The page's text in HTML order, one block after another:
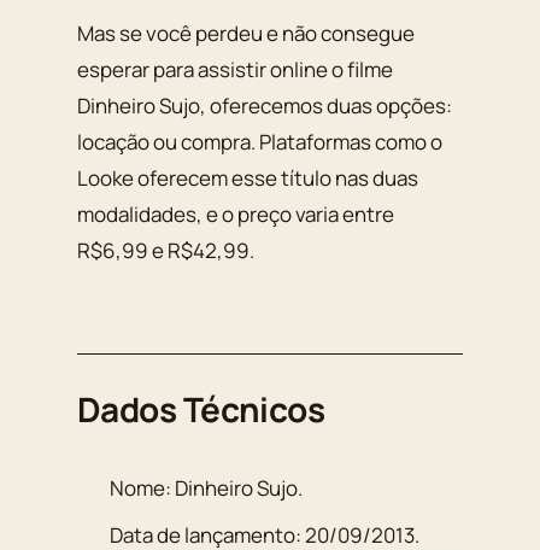
Mas se você perdeu e não consegue
esperar para assistir online o filme
Dinheiro Sujo, oferecemos duas opções:
locação ou compra. Plataformas como o
Looke oferecem esse título nas duas
modalidades, e o preço varia entre
R$6,99 e R$42,99.
Dados Técnicos
Nome: Dinheiro Sujo.
Data de lançamento:20/09/2013.